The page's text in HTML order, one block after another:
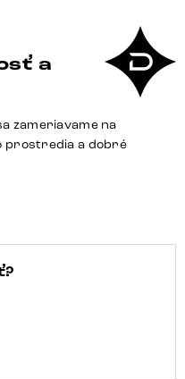
a
zameriavame na
prostredia a dobré